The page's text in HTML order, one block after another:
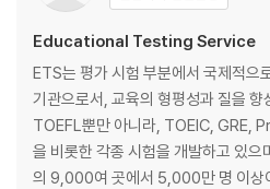
Answer Sheet
2. 해설집
기출 TEST 01 정답 및 해설
기출 TEST 02 정답 및 해설
기출 TEST 03 정답 및 해설
Educational Testing Service
ETS는 평가 시험 부분에서 국제적으
기관으로서, 교육의 형평성과 질을 향
TOEFL뿐만 아니라, TOEIC, GRE,
을 비롯한 각종 시험을 개발하고 있
의 9,000여 곳에서 5,000만 명 이상